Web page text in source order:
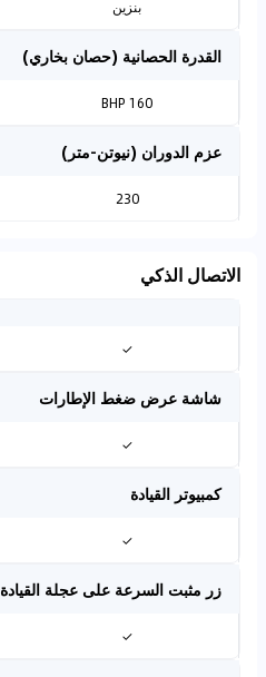
بنزين
القدرة الحصانية (حصان بخاري)
160 BHP
عزم الدوران (نيوتن-متر)
230
الاتصال الذكي
✓
شاشة عرض ضغط الإطارات
✓
كمبيوتر القيادة
✓
زر مثبت السرعة على عجلة القيادة
✓